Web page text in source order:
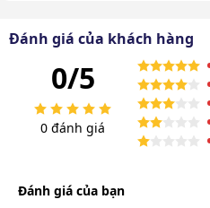
Đánh giá của khách hàng
0/5
0 đánh giá
Đánh giá của bạn